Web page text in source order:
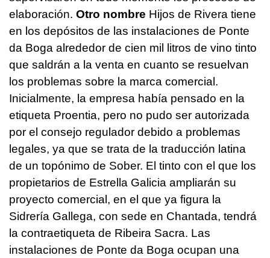
elaboración. Otro nombre Hijos de Rivera tiene
en los depósitos de las instalaciones de Ponte
da Boga alrededor de cien mil litros de vino tinto
que saldrán a la venta en cuanto se resuelvan
los problemas sobre la marca comercial.
Inicialmente, la empresa había pensado en la
etiqueta Proentia, pero no pudo ser autorizada
por el consejo regulador debido a problemas
legales, ya que se trata de la traducción latina
de un topónimo de Sober. El tinto con el que los
propietarios de Estrella Galicia ampliarán su
proyecto comercial, en el que ya figura la
Sidrería Gallega, con sede en Chantada, tendrá
la contraetiqueta de Ribeira Sacra. Las
instalaciones de Ponte da Boga ocupan una